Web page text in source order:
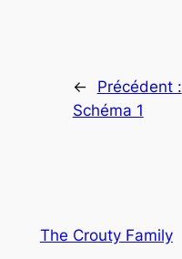
←
Précédent :
Schéma 1
The Crouty Family